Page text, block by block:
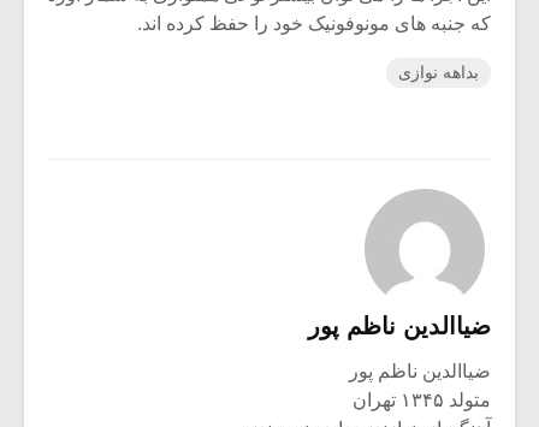
که جنبه های مونوفونیک خود را حفظ کرده اند.
بداهه نوازی
ضیاالدین ناظم پور
ضیاالدین ناظم پور
متولد ۱۳۴۵ تهران